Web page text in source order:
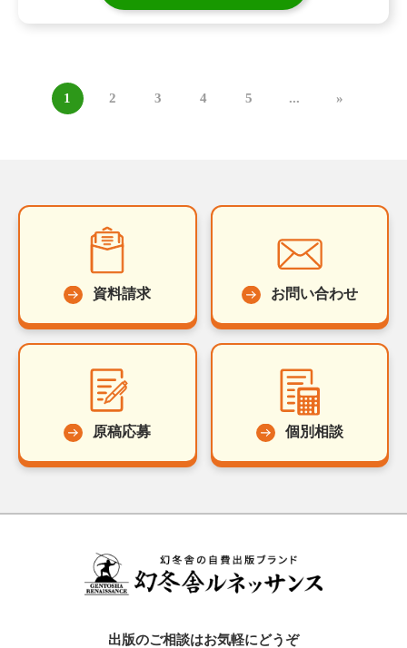
1 2 3 4 5 ... »
資料請求 お問い合わせ
原稿応募 個別相談
出版のご相談はお気軽にどうぞ